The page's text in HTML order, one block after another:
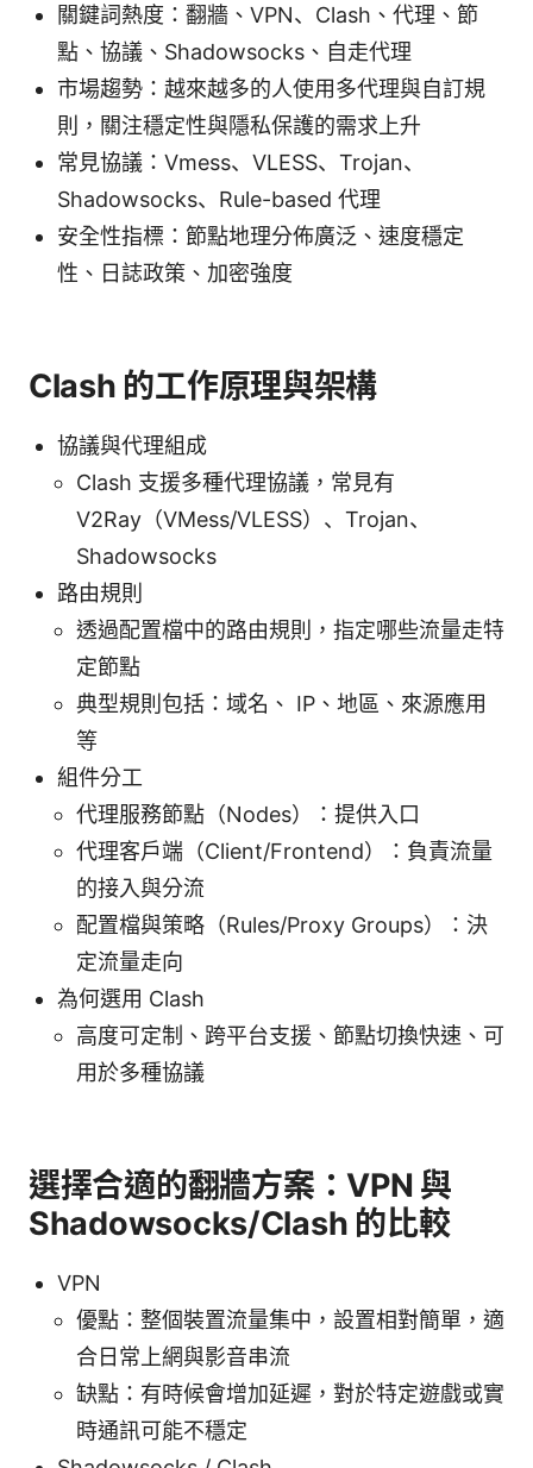
關鍵詞熱度：翻牆、VPN、Clash、代理、節
點、協議、Shadowsocks、自走代理
市場趨勢：越來越多的人使用多代理與自訂規
則，關注穩定性與隱私保護的需求上升
常見協議：Vmess、VLESS、Trojan、
Shadowsocks、Rule-based 代理
安全性指標：節點地理分佈廣泛、速度穩定
性、日誌政策、加密強度
Clash 的工作原理與架構
協議與代理組成
Clash 支援多種代理協議，常見有
V2Ray（VMess/VLESS）、Trojan、
Shadowsocks
路由規則
透過配置檔中的路由規則，指定哪些流量走特
定節點
典型規則包括：域名、 IP、地區、來源應用
等
組件分工
代理服務節點（Nodes）：提供入口
代理客戶端（Client/Frontend）：負責流量
的接入與分流
配置檔與策略（Rules/Proxy Groups）：決
定流量走向
為何選用 Clash
高度可定制、跨平台支援、節點切換快速、可
用於多種協議
選擇合適的翻牆方案：VPN 與
Shadowsocks/Clash 的比較
VPN
優點：整個裝置流量集中，設置相對簡單，適
合日常上網與影音串流
缺點：有時候會增加延遲，對於特定遊戲或實
時通訊可能不穩定